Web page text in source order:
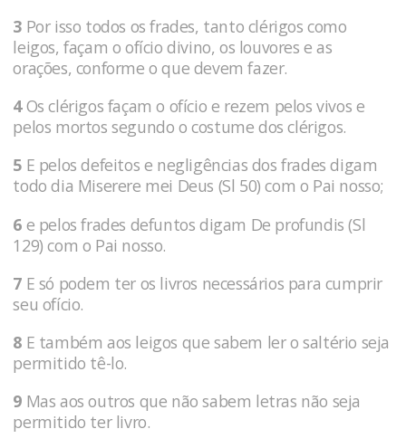
3 Por isso todos os frades, tanto clérigos como
leigos, façam o ofício divino, os louvores e as
orações, conforme o que devem fazer.
4Os clérigos façam o ofício e rezem pelos vivos e
pelos mortos segundo o costume dos clérigos.
5 E pelos defeitos e negligências dos frades digam
todo dia Miserere mei Deus (Sl 50) com o Pai nosso;
6 e pelos frades defuntos digam De profundis (Sl
129) com o Pai nosso.
7 E só podem ter os livros necessários para cumprir
seu ofício.
8 E também aos leigos que sabem ler o saltério seja
permitido tê-lo.
9 Mas aos outros que não sabem letras não seja
permitido ter livro.